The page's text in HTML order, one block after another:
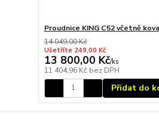
Proudnice KING C52 včetně
14 049,00 Kč
Ušetříte 249,00 Kč
13 800,00 Kč/ks
11 404,96 Kč bez DPH
Přidat do